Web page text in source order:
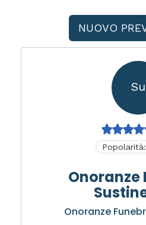
NUOVO
Su
Popolarità:
Onoranze
Onoranze